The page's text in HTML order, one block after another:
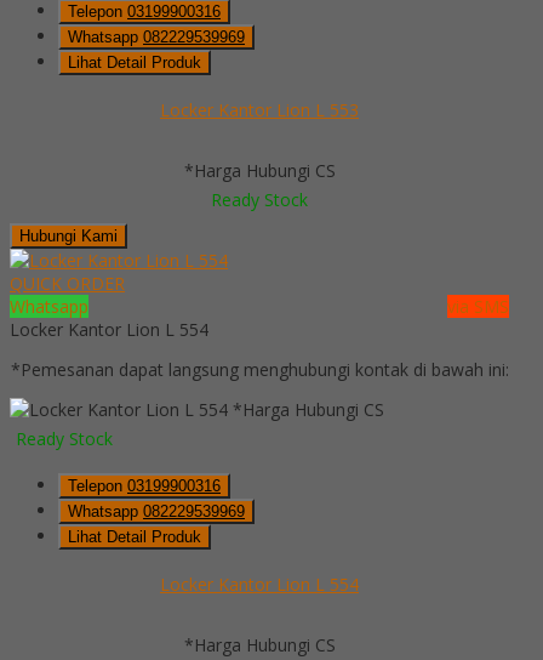
Telepon 03199900316
Whatsapp 082229539969
Lihat Detail Produk
Locker Kantor Lion L 553
*Harga Hubungi CS
Ready Stock
Hubungi Kami
QUICK ORDER
Whatsapp
via SMS
Locker Kantor Lion L 554
*Pemesanan dapat langsung menghubungi kontak di bawah ini:
*Harga Hubungi CS
Ready Stock
Telepon 03199900316
Whatsapp 082229539969
Lihat Detail Produk
Locker Kantor Lion L 554
*Harga Hubungi CS